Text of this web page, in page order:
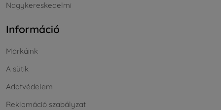
Nagykereskedelmi
Információ
Márkáink
A sütik
Adatvédelem
Reklamáció szabályzat